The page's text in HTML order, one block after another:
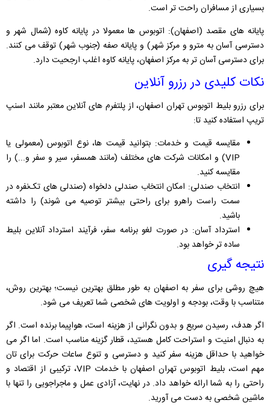
بسیاری از مسافران راحت ‌تر است.
پایانه‌ های مقصد (اصفهان): اتوبوس ‌ها معمولا در پایانه کاوه (شمال شهر و
دسترسی آسان به مترو و مرکز شهر) و پایانه صفه (جنوب شهر) توقف می ‌کنند.
برای دسترسی آسان ‌تر به مرکز اصفهان، پایانه کاوه اغلب ارجحیت دارد.
نکات کلیدی در رزرو آنلاین
برای رزرو بلیط اتوبوس تهران اصفهان، از پلتفرم ‌های آنلاین معتبر مانند اسنپ
تریپ استفاده کنید تا:
مقایسه قیمت و خدمات: بتوانید قیمت‌ ها، نوع اتوبوس (معمولی یا
VIP) و امکانات شرکت ‌های مختلف (مانند همسفر، سیر و سفر و...) را
مقایسه کنید.
انتخاب صندلی: امکان انتخاب صندلی دلخواه (صندلی‌ های تک‌نفره در
سمت راست راهرو برای راحتی بیشتر توصیه می‌ شوند) را داشته
باشید.
استرداد آسان: در صورت لغو برنامه سفر، فرآیند استرداد آنلاین بلیط
ساده ‌تر خواهد بود.
نتیجه‌ گیری
هیچ روشی برای سفر به اصفهان به طور مطلق بهترین نیست؛ بهترین روش،
متناسب با وقت، بودجه و اولویت‌ های شخصی شما تعریف می ‌شود.
اگر هدف، رسیدن سریع و بدون نگرانی از هزینه است، هواپیما برنده است. اگر
به دنبال امنیت و استراحت کامل هستید، قطار گزینه مناسب است. اما اگر می
‌خواهید با حداقل هزینه سفر کنید و دسترسی و تنوع ساعات حرکت برای تان
مهم است، بلیط اتوبوس تهران اصفهان با خدمات VIP، ترکیبی از اقتصاد و
راحتی را به شما ارائه خواهد داد. در نهایت، آزادی عمل و ماجراجویی را تنها با
ماشین شخصی به دست می ‌آورید.